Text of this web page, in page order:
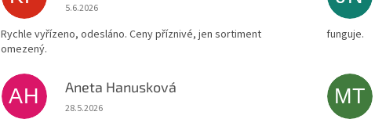
Hodnocení obchodu je 4 z 5 hvězdiček.
5.6.2026
Rychle vyřízeno, odesláno. Ceny příznivé, jen sortiment
omezený.
funguje.
AH Aneta Hanusková
Hodnocení obchodu je 5 z 5 hvězdiček.
28.5.2026
MT